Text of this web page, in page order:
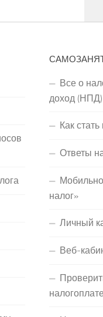
Все о
доход (НПД)
Как
Ответы
налог»
Личный
Веб-